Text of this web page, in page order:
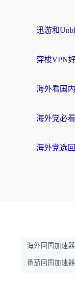
海外回国加速器
番茄回国加速器